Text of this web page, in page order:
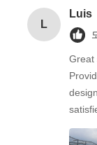
L
Luis
Great